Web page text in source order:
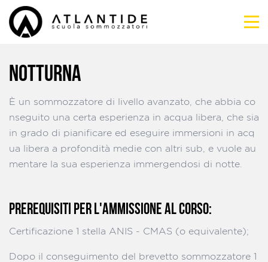
NOTTURNA
È un sommozzatore di livello avanzato, che abbia co
nseguito una certa esperienza in acqua libera, che sia
in grado di pianificare ed eseguire immersioni in acq
ua libera a profondità medie con altri sub, e vuole au
mentare la sua esperienza immergendosi di notte.
PREREQUISITI PER L'AMMISSIONE AL CORSO:
Certificazione 1 stella ANIS - CMAS (o equivalente);
Dopo il conseguimento del brevetto sommozzatore 1